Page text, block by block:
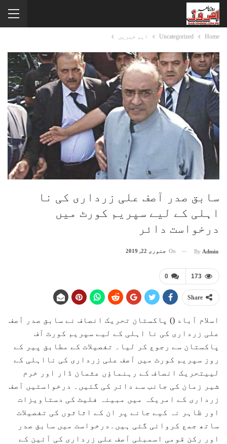
Home
Uncategorized اہم خبریں
سابق صدر آصف علی زرداری کی نا
اہلی کے لیے سپریم کورٹ میں
درخواست دائر
By Admin
On جنوری 22, 2019
0 173
Share
اسلام آباد () پاکستان تحریک انصاف نے سابق صدر آصف
علی زرداری کی نا اہلی کے لیے سپریم کورٹ آف
پاکستان سے رجوع کر لیا۔ تفصیلات کے مطابق پیر کے
روز سپریم کورٹ میں آصف علی زرداری کی نااہلی کے
لییتحریک انصاف کے رہنماؤں عثمان ڈار اور خرم
شیر زمان کی جانب سے دائر کی گئیں۔ درخواستیں آصف
زرداری کے امریکہ میں مبینہ فلیٹ کی دستاویزات
اور ظاہر نہ کیے جانے پر ان کے اثاثوں کی تفصیلات
ساتھ جمع کروائی گئی ہیں۔درخواست میں سابق صدر
اور رکن قومی اسمبلی آصف علی زرداری کی آئین کے